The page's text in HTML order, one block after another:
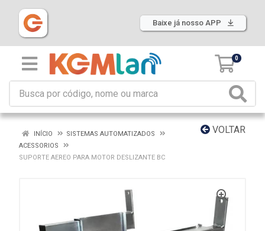
Baixe já nosso APP
0
VOLTAR
INÍCIO
SISTEMAS AUTOMATIZADOS
ACESSORIOS
SUPORTE AEREO PARA MOTOR DESLIZANTE BC